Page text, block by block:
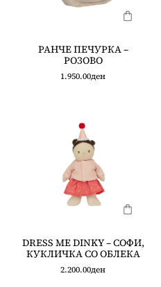
РАНЧЕ ПЕЧУРКА –
РОЗОВО
1.950.00ден
DRESS ME DINKY – СОФИ,
КУКЛИЧКА СО ОБЛЕКА
2.200.00ден